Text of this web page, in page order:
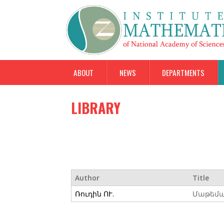
ABOUT NEWS DEPARTMENTS
LIBRARY
Author
Title
Ռուդին ՈՒ.